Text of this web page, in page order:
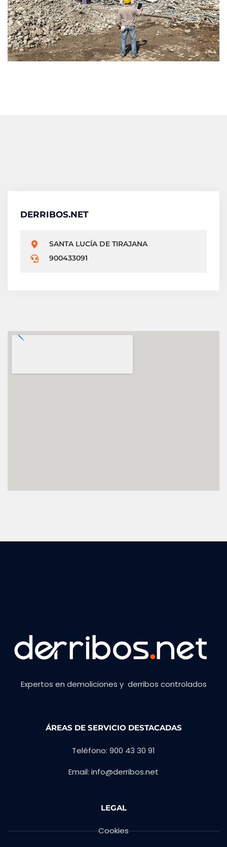
DERRIBOS.NET
SANTA LUCÍA DE TIRAJANA
900433091
Expertos en demoliciones y derribos controlados
ÁREAS DE SERVICIO DESTACADAS
Teléfono: 900 43 30 91
Email: info@derribos.net
LEGAL
Cookies